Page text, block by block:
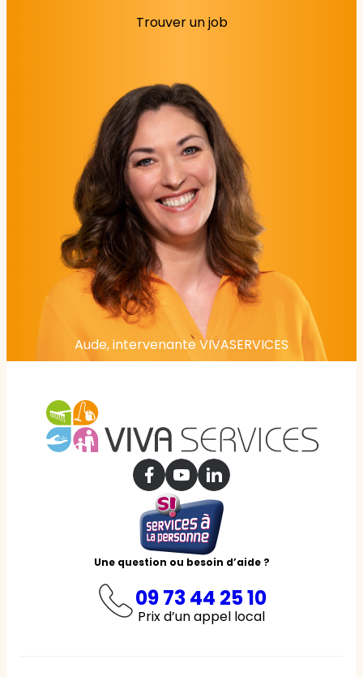
Trouver un job
Aude, intervenante VIVASERVICES
Une question ou besoin d’aide ?
09 73 44 25 10
Prix d’un appel local